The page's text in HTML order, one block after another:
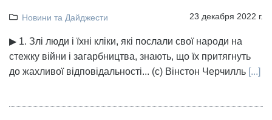
Новини та Дайджести 23 декабря 2022 г.
▶ 1. Злі люди і їхні кліки, які послали свої народи на
стежку війни і загарбництва, знають, що їх притягнуть
до жахливої відповідальності... (с) Вінстон Черчилль [...]